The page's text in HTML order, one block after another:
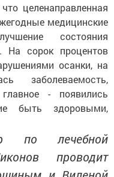
целенаправленная
медицинские
состояния
На сорок процентов
осанки, на
заболеваемость,
- появились
быть здоровыми,
по лечебной
проводит